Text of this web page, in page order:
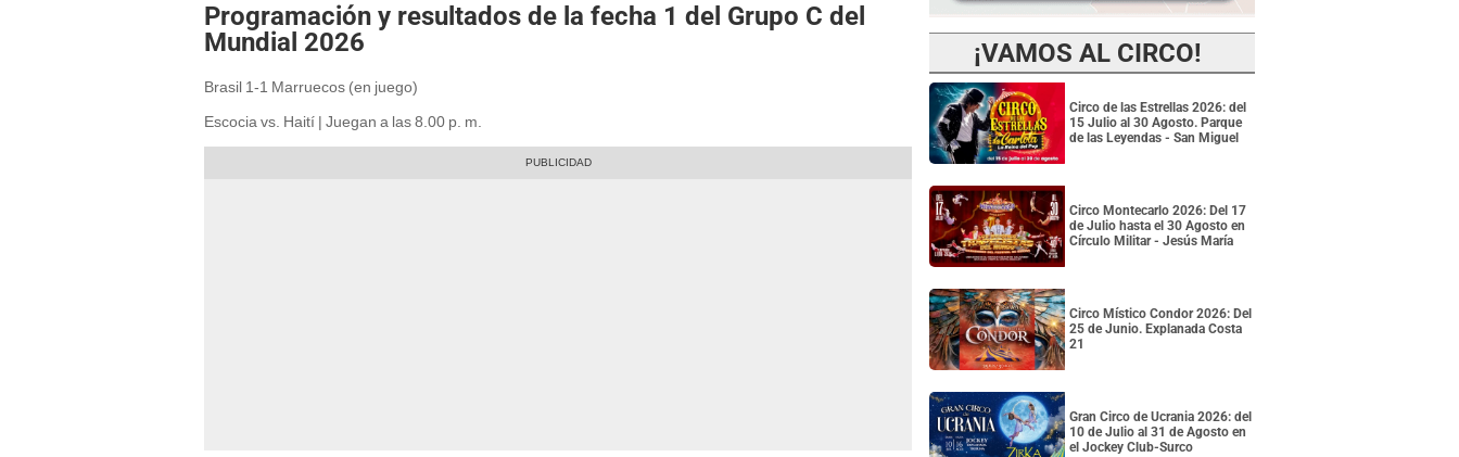
Programación y resultados de la fecha 1 del Grupo C del
Mundial 2026
Brasil 1-1 Marruecos (en juego)
Escocia vs. Haití | Juegan a las 8.00 p. m.
¡VAMOS AL CIRCO!
Circo de las Estrellas 2026: del
15 Julio al 30 Agosto. Parque
de las Leyendas - San Miguel
Circo Montecarlo 2026: Del 17
de Julio hasta el 30 Agosto en
Círculo Militar - Jesús María
Circo Místico Condor 2026: Del
25 de Junio. Explanada Costa
21
Gran Circo de Ucrania 2026: del
10 de Julio al 31 de Agosto en
el Jockey Club-Surco